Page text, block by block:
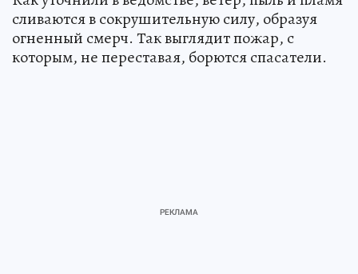
сливаются в сокрушительную силу, образуя
огненный смерч. Так выглядит пожар, с
которым, не переставая, борются спасатели.